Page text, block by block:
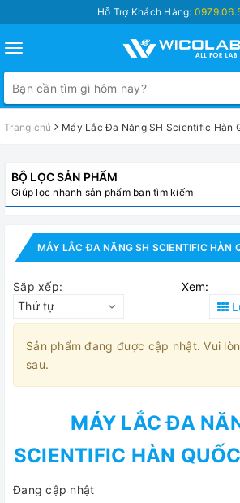
Hỗ Trợ Khách Hàng:
Toggle
navigation
Trang chủ Máy Lắc Đa Năng SH Scientific Hàn
BỘ LỌC SẢN PHẨM
Giúp lọc nhanh sản phẩm bạn tìm kiếm
MÁY LẮC ĐA NĂNG SH SCIENTIFIC HÀN
Sắp xếp:
Thứ tự
Xem:
Sản phẩm đang được cập nhật. Vui
sau.
MÁY LẮC ĐA
SCIENTIFIC HÀN
Đang cập nhật